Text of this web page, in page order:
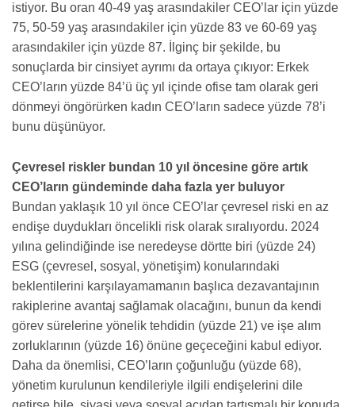
istiyor. Bu oran 40-49 yaş arasındakiler CEO’lar için yüzde
75, 50-59 yaş arasındakiler için yüzde 83 ve 60-69 yaş
arasındakiler için yüzde 87. İlginç bir şekilde, bu
sonuçlarda bir cinsiyet ayrımı da ortaya çıkıyor: Erkek
CEO’ların yüzde 84’ü üç yıl içinde ofise tam olarak geri
dönmeyi öngörürken kadın CEO’ların sadece yüzde 78’i
bunu düşünüyor.
Çevresel riskler bundan 10 yıl öncesine göre artık
CEO’ların gündeminde daha fazla yer buluyor
Bundan yaklaşık 10 yıl önce CEO’lar çevresel riski en az
endişe duydukları öncelikli risk olarak sıralıyordu. 2024
yılına gelindiğinde ise neredeyse dörtte biri (yüzde 24)
ESG (çevresel, sosyal, yönetişim) konularındaki
beklentilerini karşılayamamanın başlıca dezavantajının
rakiplerine avantaj sağlamak olacağını, bunun da kendi
görev sürelerine yönelik tehdidin (yüzde 21) ve işe alım
zorluklarının (yüzde 16) önüne geçeceğini kabul ediyor.
Daha da önemlisi, CEO’ların çoğunluğu (yüzde 68),
yönetim kurulunun kendileriyle ilgili endişelerini dile